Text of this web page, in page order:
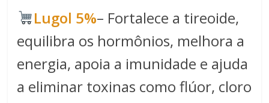
Lugol 5%– Fortalece a tireoide,
equilibra os hormônios, melhora a
energia, apoia a imunidade e ajuda
a eliminar toxinas como flúor, cloro